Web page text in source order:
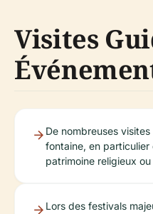
Visites
De nombreuses
fontaine, en particulier
patrimoine religieux
Lors des festivals